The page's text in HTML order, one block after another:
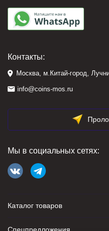
Контакты:
Москва, м.Китай-город,
info@coins-mos.ru
Мы в социальных сетях:
Каталог товаров